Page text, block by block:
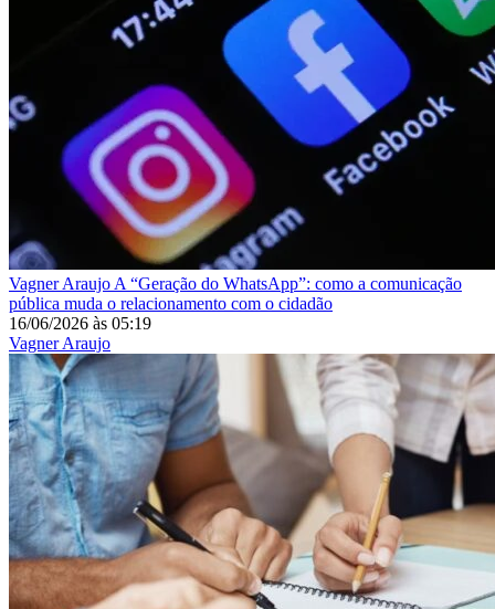
Vagner Araujo A “Geração do WhatsApp”: como a comunicação
pública muda o relacionamento com o cidadão
16/06/2026 às 05:19
Vagner Araujo